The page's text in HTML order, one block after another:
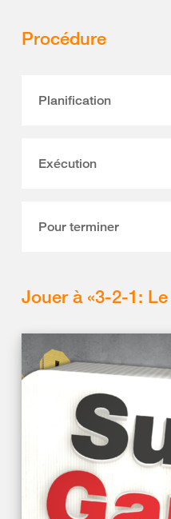
Procédure
Planification
Exécution
Pour terminer
Jouer à «3-2-1: